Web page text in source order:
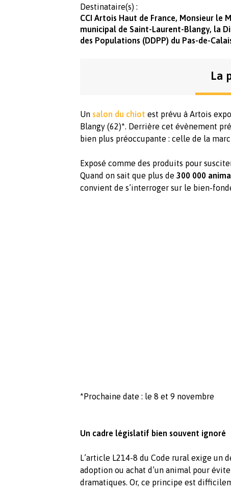
Destinataire(s) :
CCI Artois Haut de France, Monsieur le
municipal de Saint-Laurent-Blangy, la
des Populations (DDPP) du Pas-de-
La
Un salon du chiot est prévu à Artois
Blangy (62)*. Derrière cet évènement
bien plus préoccupante : celle de la
Exposé comme des produits pour
Quand on sait que plus de 300 000
convient de s’interroger sur le bien-
*Prochaine date : le 8 et 9 novembre
Un cadre législatif bien souvent ignoré
L’article L214-8 du Code rural exige un
adoption ou achat d’un animal pour
dramatiques. Or, ce principe est